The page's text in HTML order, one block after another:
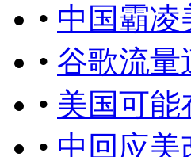
• 中国霸
• 谷歌流量
• 美国可能
• 中回应美